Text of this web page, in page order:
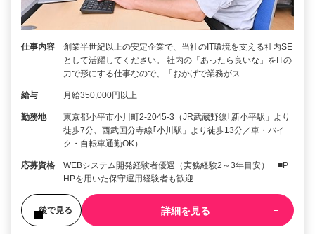
仕事内容
創業半世紀以上の安定企業で、当社のIT環境を支える社内SE
として活躍してください。 社内の「あったら良いな」をITの
力で形にする仕事なので、「おかげで業務がス…
給与 月給350,000円以上
勤務地
東京都小平市小川町2-2045-3（JR武蔵野線｢新小平駅」より
徒歩7分、西武国分寺線｢小川駅」より徒歩13分／車・バイ
ク・自転車通勤OK）
応募資格
WEBシステム開発経験者優遇（実務経験2～3年目安） ■P
HPを用いた保守運用経験者も歓迎
後で見る 詳細を見る